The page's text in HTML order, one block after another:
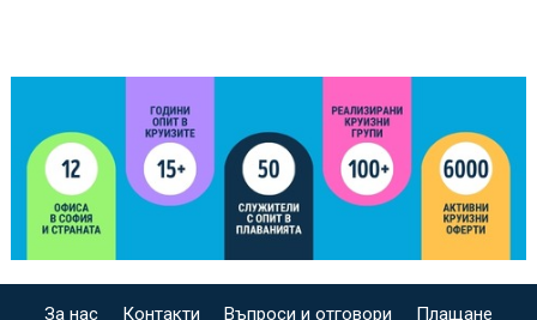
За нас Контакти Въпроси и отговори Плащане